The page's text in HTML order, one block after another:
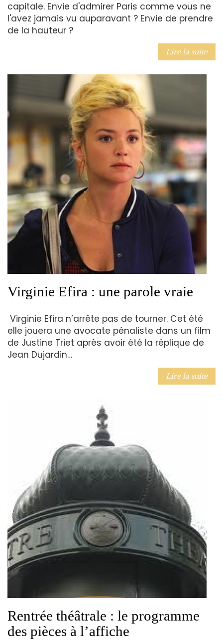
capitale. Envie d'admirer Paris comme vous ne
l'avez jamais vu auparavant ? Envie de prendre
de la hauteur ?
Lire la suite
Virginie Efira : une parole vraie
Virginie Efira n’arrête pas de tourner. Cet été
elle jouera une avocate pénaliste dans un film
de Justine Triet après avoir été la réplique de
Jean Dujardin…
Lire la suite
Rentrée théâtrale : le programme
des pièces à l’affiche